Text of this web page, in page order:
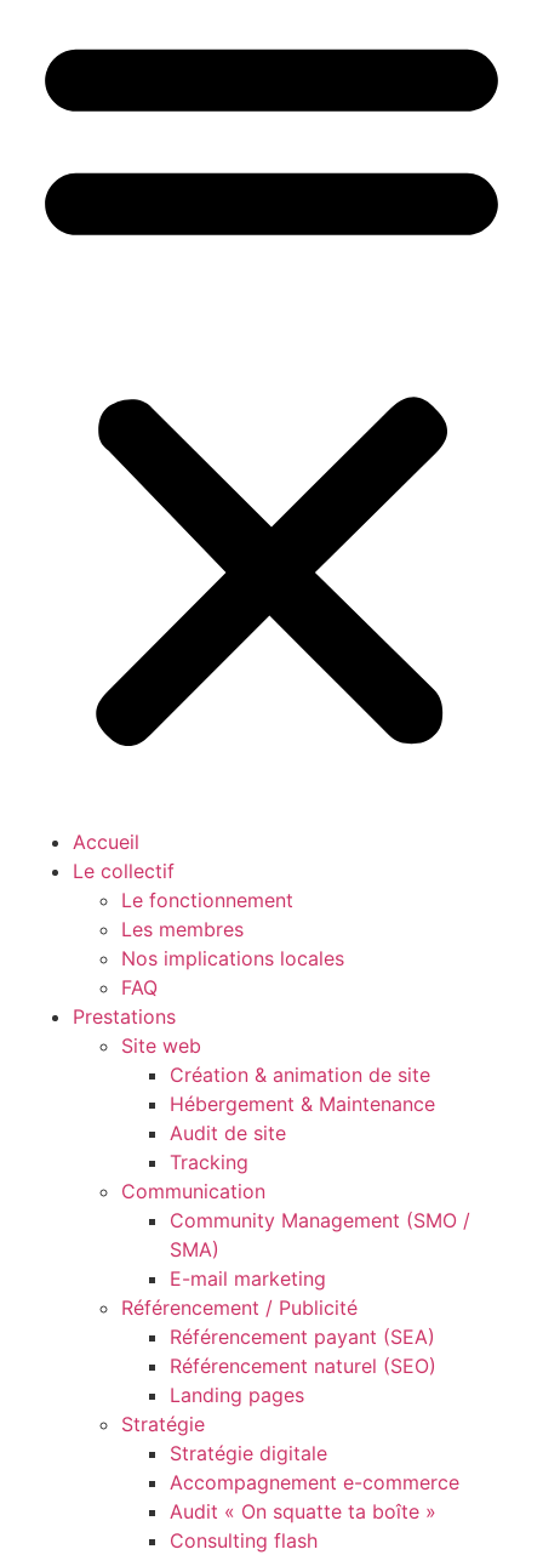
Accueil
Le collectif
Le fonctionnement
Les membres
Nos implications locales
FAQ
Prestations
Site web
Création & animation de site
Hébergement & Maintenance
Audit de site
Tracking
Communication
Community Management (SMO /
SMA)
E-mail marketing
Référencement / Publicité
Référencement payant (SEA)
Référencement naturel (SEO)
Landing pages
Stratégie
Stratégie digitale
Accompagnement e-commerce
Audit « On squatte ta boîte »
Consulting flash